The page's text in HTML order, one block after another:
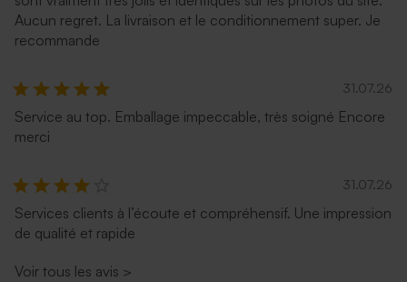
naturel mouchetée
lavande
Enveloppe naissance bleu
nuit
Enveloppe vert menthe
Aucun regret. La livraison et le conditionnement super. Je
recommande
31.07.26
Service au top. Emballage impeccable, très soigné Encore
merci
31.07.26
Services clients à l’écoute et compréhensif. Une impression
de qualité et rapide
Voir tous les avis >